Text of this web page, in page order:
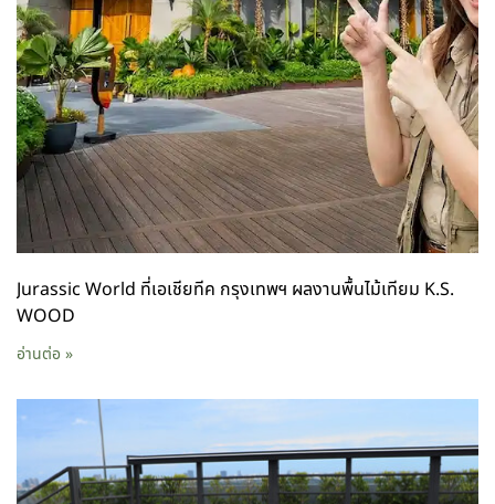
Jurassic World ที่เอเชียทีค กรุงเทพฯ ผลงานพื้นไม้เทียม K.S.
WOOD
อ่านต่อ »